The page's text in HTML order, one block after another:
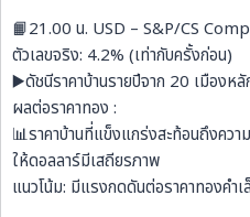
📙21.00 น. USD – S&P/CS
ตัวเลขจริง: 4.2% (เท่ากับครั้งก่อน)
▶️ดัชนีราคาบ้านรายปีจาก 20 เมืองหลั
ผลต่อราคาทอง :
📊ราคาบ้านที่แข็งแกร่งสะท้อนถึงคว
ให้ดอลลาร์มีเสถียรภาพ
แนวโน้ม: มีแรงกดดันต่อราคาทองคำเ